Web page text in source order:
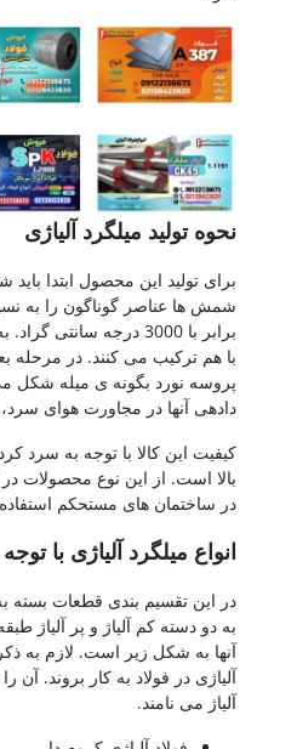
تولید میلگرد آلیاژی
تولید این محصول ابتدا باید شمش
ها عناصر گوناگون را به نسبت های
برابر با 3000 درجه سانتی گراد.
هم ترکیب می کنند. در مرحله بعد این
نورد بگونه ی میله شکل می دهند. و
آنها در مجاورت هوای سرد، به آنها
این کالا با توجه به سرد کردن
است. از این نوع محصولات در کشورها
ساختمان های مستحکم استفاده می شود.
میلگرد آلیاژی با توجه به
این تقسیم بندی قطعات بسته به میزان
دو دسته کم آلیاژ و پر آلیاژ طبقه بندی
در فولاد به کار بروند. آن را کم
می نامند.